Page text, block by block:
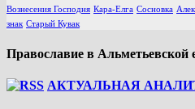
Вознесения Господня Кара-Елга Сосновка
знак Старый Кувак
Православие в Альметьевской
АКТУАЛЬНАЯ